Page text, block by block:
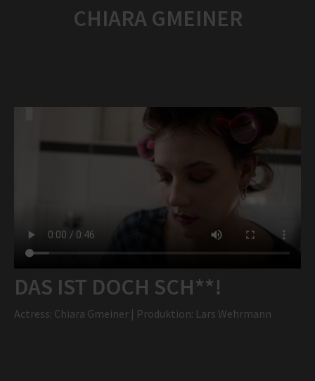
CHIARA GMEINER
DAS IST DOCH SCH**!
Actress: Chiara Gmeiner | Produktion: Lars Wehrmann